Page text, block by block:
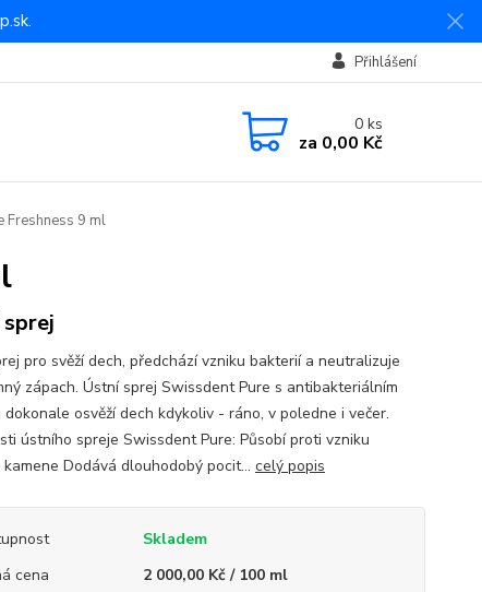
Přihlášení
0ks
za 0,00 Kč
Freshness 9 ml
pro svěží dech, předchází vzniku bakterií a neutralizuje
zápach. Ústní sprej Swissdent Pure s antibakteriálním
dokonale osvěží dech kdykoliv - ráno, v poledne i večer.
ústního spreje Swissdent Pure: Působí proti vzniku
kamene Dodává dlouhodobý pocit... celý popis
Skladem
cena
2 000,00 Kč / 100 ml